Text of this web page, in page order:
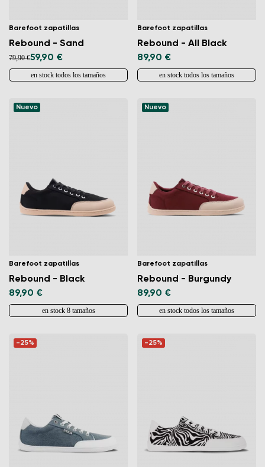
Barefoot zapatillas
Rebound - Sand
79,90 €59,90 €
en stock todos los tamaños
Barefoot zapatillas
Rebound - All Black
89,90 €
en stock todos los tamaños
Nuevo
Barefoot zapatillas
Rebound - Black
89,90 €
en stock 8 tamaños
Nuevo
Barefoot zapatillas
Rebound - Burgundy
89,90 €
en stock todos los tamaños
-25% -25%